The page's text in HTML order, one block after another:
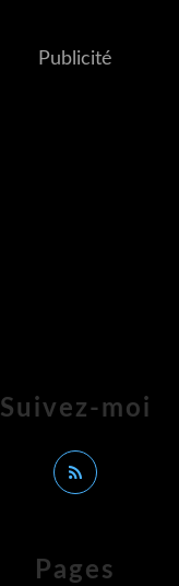
Pages
Suivez-moi
Publicité